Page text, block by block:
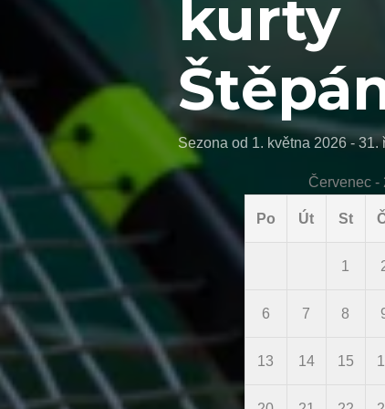
kurty
Sezona od 1. května 2026 - 31.
Červenec -
Po Út St
1
6 7 8
13 14 15